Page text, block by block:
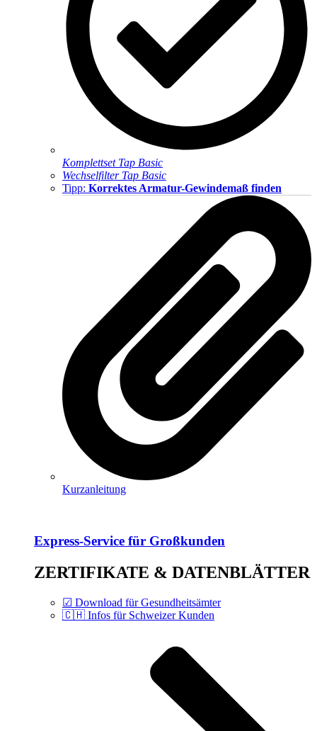
Komplettset Tap Basic
Wechselfilter Tap Basic
Tipp: Korrektes Armatur-Gewindemaß finden
Kurzanleitung
Express-Service für Großkunden
ZERTIFIKATE & DATENBLÄTTER
☑ Download für Gesundheitsämter
🇨🇭 Infos für Schweizer Kunden